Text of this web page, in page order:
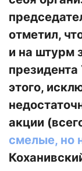
отметил,
и на штурм
этого,
акции
смелые, но